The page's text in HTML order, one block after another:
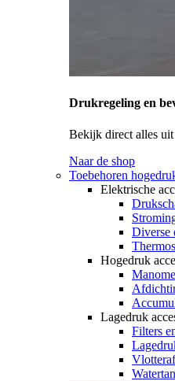
Drukregeling en
Bekijk direct alles uit
Naar de shop
Toebehoren
Elektrische
Diverse
Hogedruk
Lagedruk
Filters